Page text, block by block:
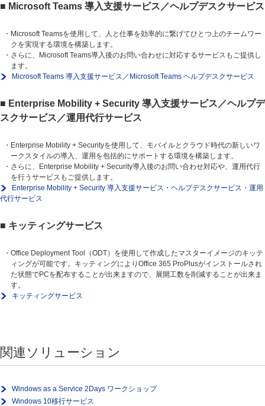
■ Microsoft Teams 導入支援サービス／ヘルプデスクサービス
・Microsoft Teamsを使用して、人と仕事を効率的に繋げてひとつ上のチームワー
クを実現する環境を構築します。
・さらに、Microsoft Teams導入後のお問い合わせに対応するサービスもご提供し
ます。
Microsoft Teams 導入支援サービス／Microsoft Teams ヘルプデスクサービス
■ Enterprise Mobility + Security 導入支援サービス／ヘルプデ
スクサービス／運用代行サービス
・Enterprise Mobility + Securityを使用して、モバイルとクラウド時代の新しいワ
ークスタイルの導入、運用を包括的にサポートする環境を構築します。
・さらに、Enterprise Mobility + Security導入後のお問い合わせ対応や、運用代行
を行うサービスもご提供します。
Enterprise Mobility + Security 導入支援サービス・ヘルプデスクサービス・運用
代行サービス
■ キッティングサービス
・Office Deployment Tool（ODT）を使用して作成したマスターイメージのキッテ
ィングが可能です。キッティングによりOffice 365 ProPlusがインストールされ
た状態でPCを配布することが出来ますので、展開工数を削減することが出来ま
す。
キッティングサービス
関連ソリューション
Windows as a Service 2Days ワークショップ
Windows 10移行サービス